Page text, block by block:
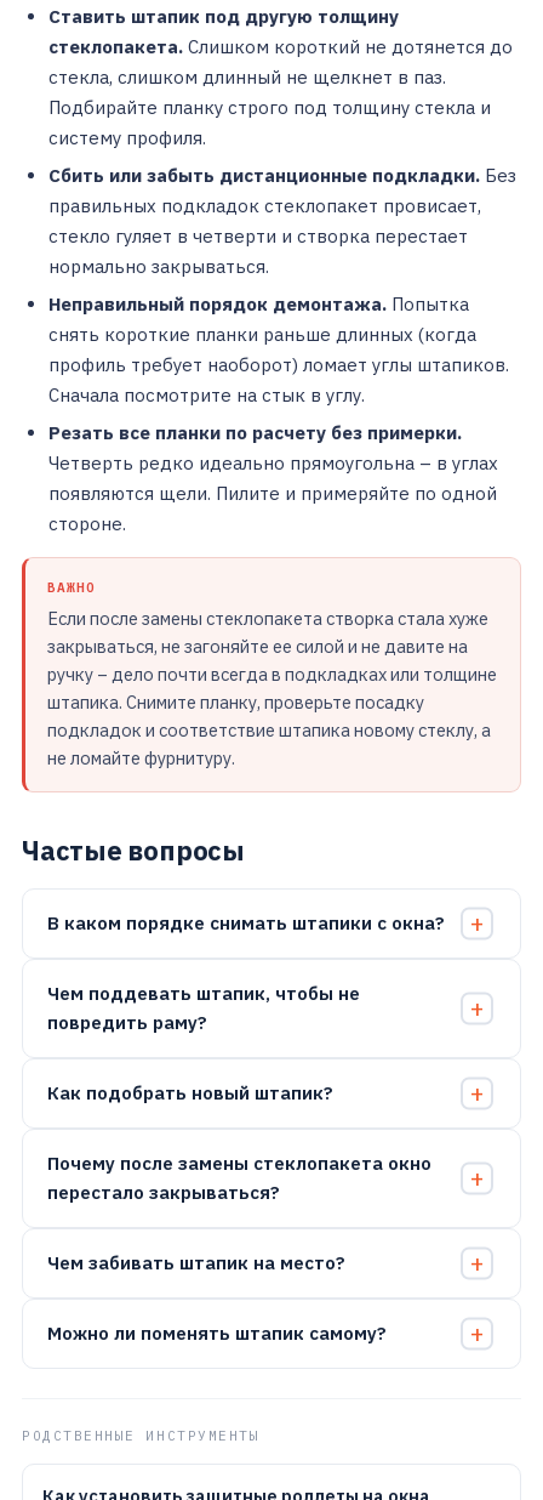
Ставить штапик под другую толщину
стеклопакета. Слишком короткий не дотянется до
стекла, слишком длинный не щелкнет в паз.
Подбирайте планку строго под толщину стекла и
систему профиля.
Сбить или забыть дистанционные подкладки. Без
правильных подкладок стеклопакет провисает,
стекло гуляет в четверти и створка перестает
нормально закрываться.
Неправильный порядок демонтажа. Попытка
снять короткие планки раньше длинных (когда
профиль требует наоборот) ломает углы штапиков.
Сначала посмотрите на стык в углу.
Резать все планки по расчету без примерки.
Четверть редко идеально прямоугольна – в углах
появляются щели. Пилите и примеряйте по одной
стороне.
ВАЖНО
Если после замены стеклопакета створка стала хуже
закрываться, не загоняйте ее силой и не давите на
ручку – дело почти всегда в подкладках или толщине
штапика. Снимите планку, проверьте посадку
подкладок и соответствие штапика новому стеклу, а
не ломайте фурнитуру.
Частые вопросы
В каком порядке снимать штапики с окна?
Чем поддевать штапик, чтобы не
повредить раму?
Как подобрать новый штапик?
Почему после замены стеклопакета окно
перестало закрываться?
Чем забивать штапик на место?
Можно ли поменять штапик самому?
РОДСТВЕННЫЕ ИНСТРУМЕНТЫ